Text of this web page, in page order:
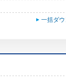
一括ダ